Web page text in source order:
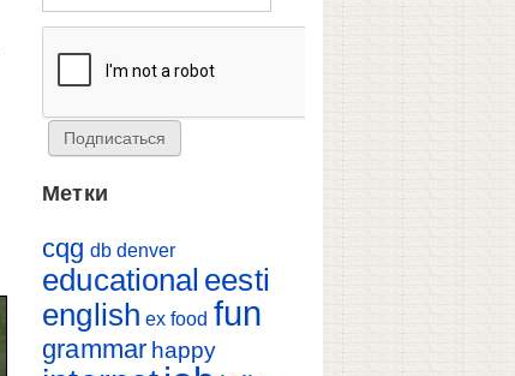
Метки
cqg db denver
educational eesti
english ex food fun
grammar happy